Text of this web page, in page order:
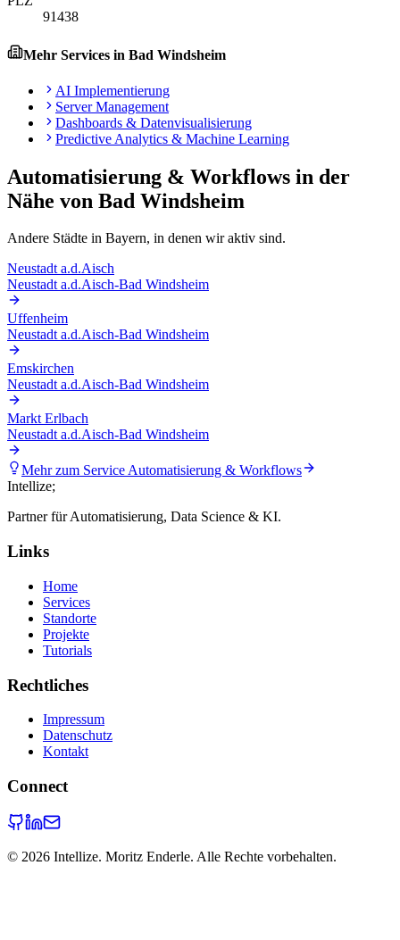
91438
Mehr Services in Bad Windsheim
AI Implementierung
Server Management
Dashboards & Datenvisualisierung
Predictive Analytics & Machine Learning
Automatisierung & Workflows in der
Nähe von Bad Windsheim
Andere Städte in Bayern, in denen wir aktiv sind.
Neustadt a.d.Aisch
Neustadt a.d.Aisch-Bad Windsheim
Uffenheim
Neustadt a.d.Aisch-Bad Windsheim
Emskirchen
Neustadt a.d.Aisch-Bad Windsheim
Markt Erlbach
Neustadt a.d.Aisch-Bad Windsheim
Mehr zum ServiceAutomatisierung & Workflows
Intellize;
Partner für Automatisierung, Data Science & KI.
Links
Home
Services
Standorte
Projekte
Tutorials
Rechtliches
Impressum
Datenschutz
Kontakt
Connect
© 2026 Intellize. Moritz Enderle. Alle Rechte vorbehalten.